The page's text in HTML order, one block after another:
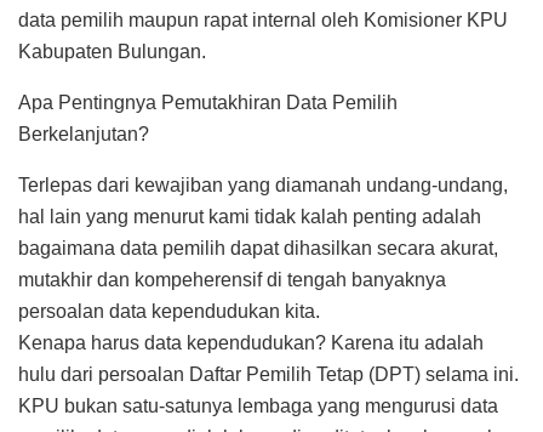
data pemilih maupun rapat internal oleh Komisioner KPU
Kabupaten Bulungan.
Apa Pentingnya Pemutakhiran Data Pemilih
Berkelanjutan?
Terlepas dari kewajiban yang diamanah undang-undang,
hal lain yang menurut kami tidak kalah penting adalah
bagaimana data pemilih dapat dihasilkan secara akurat,
mutakhir dan kompeherensif di tengah banyaknya
persoalan data kependudukan kita.
Kenapa harus data kependudukan? Karena itu adalah
hulu dari persoalan Daftar Pemilih Tetap (DPT) selama ini.
KPU bukan satu-satunya lembaga yang mengurusi data